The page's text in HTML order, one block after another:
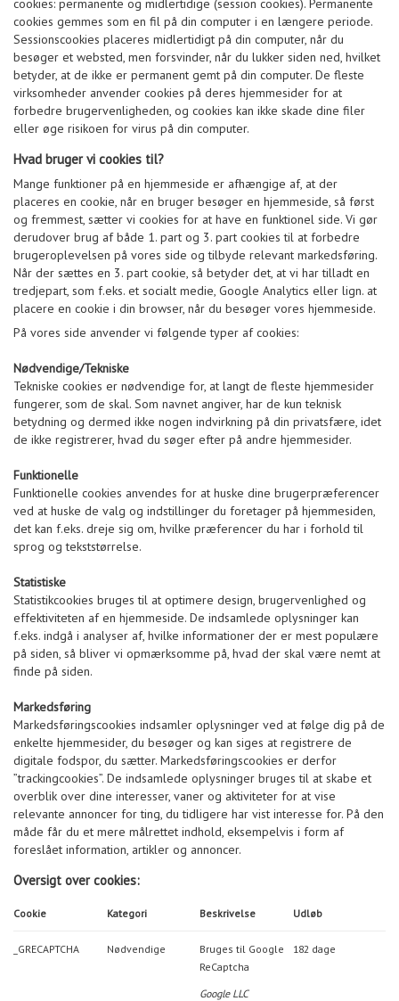
cookies: permanente og midlertidige (session cookies). Permanente
cookies gemmes som en fil på din computer i en længere periode.
Sessionscookies placeres midlertidigt på din computer, når du
besøger et websted, men forsvinder, når du lukker siden ned, hvilket
betyder, at de ikke er permanent gemt på din computer. De fleste
virksomheder anvender cookies på deres hjemmesider for at
forbedre brugervenligheden, og cookies kan ikke skade dine filer
eller øge risikoen for virus på din computer.
Hvad bruger vi cookies til?
Mange funktioner på en hjemmeside er afhængige af, at der
placeres en cookie, når en bruger besøger en hjemmeside, så først
og fremmest, sætter vi cookies for at have en funktionel side. Vi gør
derudover brug af både 1. part og 3. part cookies til at forbedre
brugeroplevelsen på vores side og tilbyde relevant markedsføring.
Når der sættes en 3. part cookie, så betyder det, at vi har tilladt en
tredjepart, som f.eks. et socialt medie, Google Analytics eller lign. at
placere en cookie i din browser, når du besøger vores hjemmeside.
På vores side anvender vi følgende typer af cookies:
Nødvendige/Tekniske
Tekniske cookies er nødvendige for, at langt de fleste hjemmesider
fungerer, som de skal. Som navnet angiver, har de kun teknisk
betydning og dermed ikke nogen indvirkning på din privatsfære, idet
de ikke registrerer, hvad du søger efter på andre hjemmesider.
Funktionelle
Funktionelle cookies anvendes for at huske dine brugerpræferencer
ved at huske de valg og indstillinger du foretager på hjemmesiden,
det kan f.eks. dreje sig om, hvilke præferencer du har i forhold til
sprog og tekststørrelse.
Statistiske
Statistikcookies bruges til at optimere design, brugervenlighed og
effektiviteten af en hjemmeside. De indsamlede oplysninger kan
f.eks. indgå i analyser af, hvilke informationer der er mest populære
på siden, så bliver vi opmærksomme på, hvad der skal være nemt at
finde på siden.
Markedsføring
Markedsføringscookies indsamler oplysninger ved at følge dig på de
enkelte hjemmesider, du besøger og kan siges at registrere de
digitale fodspor, du sætter. Markedsføringscookies er derfor
”trackingcookies”. De indsamlede oplysninger bruges til at skabe et
overblik over dine interesser, vaner og aktiviteter for at vise
relevante annoncer for ting, du tidligere har vist interesse for. På den
måde får du et mere målrettet indhold, eksempelvis i form af
foreslået information, artikler og annoncer.
Oversigt over cookies:
Cookie
_GRECAPTCHA
Kategori
Nødvendige
Beskrivelse
Bruges til Google
ReCaptcha
Google LLC
Udløb
182 dage